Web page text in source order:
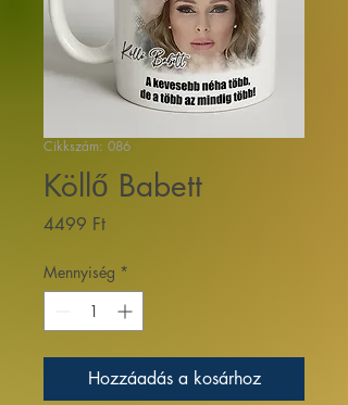
Cikkszám: 086
Köllő Babett
4499 FtÁr
Mennyiség *
Hozzáadás a kosárhoz